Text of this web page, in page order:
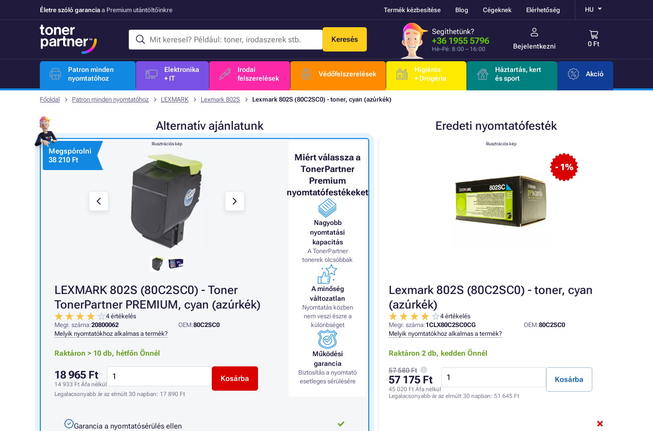
Életre szóló garancia a Premium utántöltőinkre Termék kézbesítése Blog Cégeknek Elérhetőség HU
Keresés
Segíthetünk?
+36 1955 5796
Hé–Pé: 8:00 – 16:00 Bejelentkezni 0 Ft
Patron minden
nyomtatóhoz
Elektronika
+ IT
Irodai
felszerelések
Védőfelszerelések
Higiénia
+ Drogéria
Háztartás, kert
és sport
Akció
Főoldal Patron minden nyomtatóhoz LEXMARK Lexmark 802S Lexmark 802S (80C2SC0) - toner, cyan (azúrkék)
Alternatív ajánlatunk Eredeti nyomtatófesték
Illusztrációs kép
- 1%
Lexmark 802S (80C2SC0) - toner, cyan
(azúrkék)
4 értékelés
Megr. száma:1CLX80C2SC0CG OEM:80C2SC0
Melyik nyomtatókhoz alkalmas a termék?
Raktáron 2 db, kedden Önnél
57 580 Ft
57 175 Ft
45 020 Ft Áfa nélkül
Kosárba
Legalacsonyabb ár az elmúlt 30 napban: 51 645 Ft
Miért válassza a
TonerPartner
Premium
nyomtatófestékeket
Nagyobb
nyomtatási
kapacitás
A TonerPartner
tonerek olcsóbbak
A minőség
változatlan
Nyomtatás közben
nem veszi észre a
különbséget
Működési
garancia
Biztosítás a nyomtató
esetleges sérülésére
Illusztrációs kép
Megspórolni
38 210 Ft
LEXMARK 802S (80C2SC0) - Toner
TonerPartner PREMIUM, cyan (azúrkék)
4 értékelés
Megr. száma:20800062 OEM:80C2SC0
Melyik nyomtatókhoz alkalmas a termék?
Raktáron > 10 db, hétfőn Önnél
18 965 Ft
14 933 Ft Áfa nélkül
Kosárba
Legalacsonyabb ár az elmúlt 30 napban: 17 890 Ft
Garancia a nyomtatósérülés ellen